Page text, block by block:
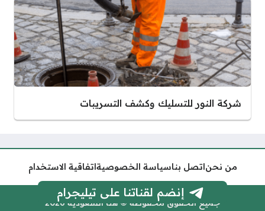
شركة النور للتسليك وكشف التسريبات
من نحناتصل بناسياسة الخصوصيةاتفاقية الاستخدام
جميع الحقوق محفوظة © هنا السعودية 2026
إنضم لقناتنا على تيليجرام